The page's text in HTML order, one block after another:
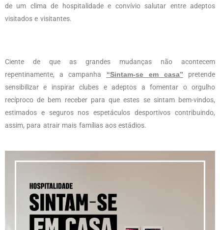
de um clima de hospitalidade e convívio salutar entre adeptos
visitados e visitantes.
Ciente de que as grandes mudanças não acontecem
repentinamente, a campanha “Sintam-se em casa” pretende
sensibilizar e inspirar clubes e adeptos a fomentar o orgulho
recíproco de bem receber para que estes se sintam bem-vindos,
estimados e seguros nos espetáculos desportivos contribuindo,
assim, para atrair mais famílias aos estádios.